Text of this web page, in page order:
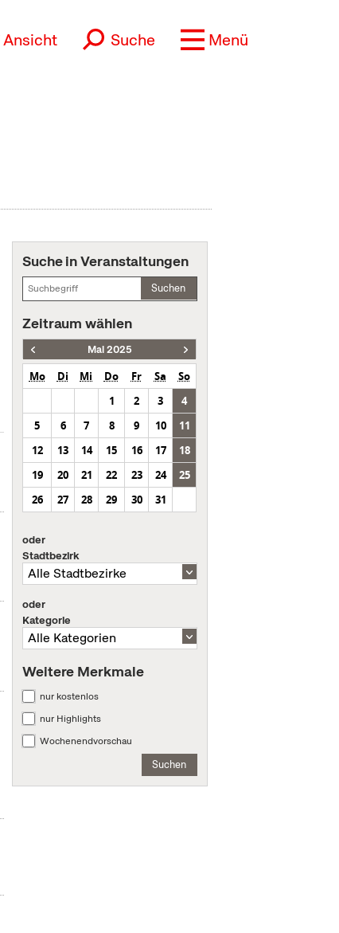
Ansicht Suche Menü
Suche in Veranstaltungen
Suchen
Zeitraum wählen
Mai 2025
Mo Di Mi Do Fr Sa
So
1
2 3
4
5
6 7 8 9 10
11
12
13 14 15 16 17
18
19
20 21 22 23 24
25
26
27 28 29 30 31
oder
Stadtbezirk
oder
Kategorie
Weitere Merkmale
nur kostenlos
nur Highlights
Wochenendvorschau
Suchen